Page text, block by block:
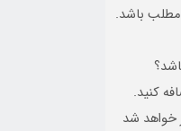
مطلب باشد.
کنید.
خواهد شد